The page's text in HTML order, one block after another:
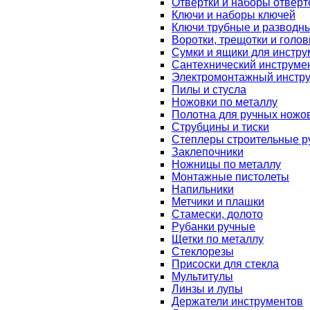
Отвертки и наборы
Ключи и наборы ключей
Ключи трубные и
Воротки, трещотки и
Сумки и ящики для
Сантехнический
Электромонтажный
Пилы и стусла
Ножовки по металлу
Полотна для ручных
Струбцины и тиски
Степлеры строительные
Заклепочники
Ножницы по металлу
Монтажные пистолеты
Напильники
Метчики и плашки
Стамески, долото
Рубанки ручные
Щетки по металлу
Стеклорезы
Присоски для стекла
Мультитулы
Линзы и лупы
Держатели инструментов